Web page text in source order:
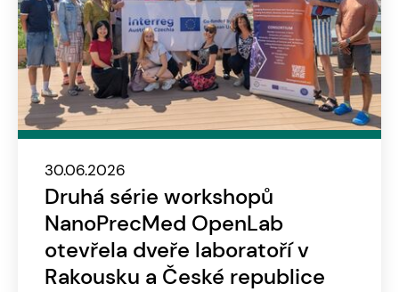
30.06.2026
Druhá série workshopů
NanoPrecMed OpenLab
otevřela dveře laboratoří v
Rakousku a České republice